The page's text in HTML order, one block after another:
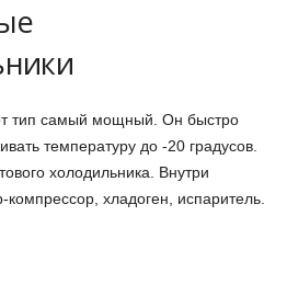
тип самый мощный. Он быстро
температуру до -20 градусов.
холодильника. Внутри
хладоген, испаритель.